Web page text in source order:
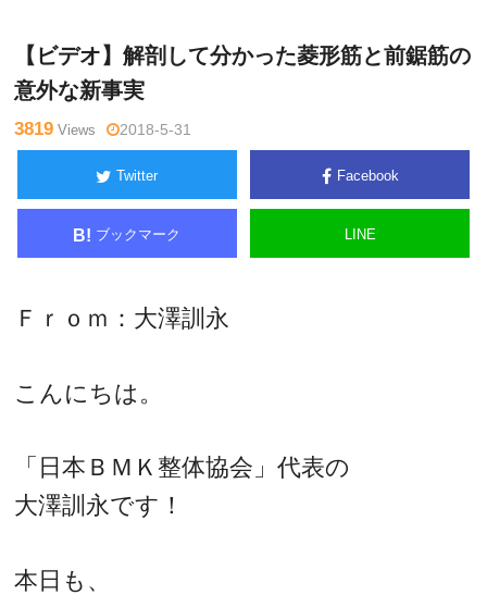
【ビデオ】解剖して分かった菱形筋と前鋸筋の
意外な新事実
3819 Views 2018-5-31
Twitter Facebook
B! ブックマーク LINE
Ｆｒｏｍ：大澤訓永
こんにちは。
「日本ＢＭＫ整体協会」代表の
大澤訓永です！
本日も、